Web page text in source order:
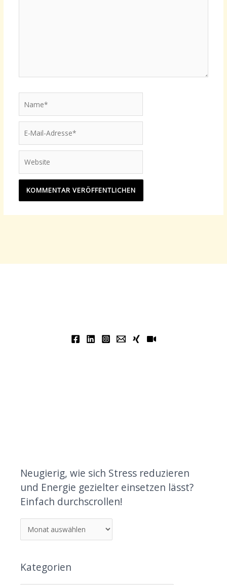
Mail-
Adresse*
Neugierig, wie sich Stress reduzieren
und Energie gezielter einsetzen lässt?
Einfach durchscrollen!
Kategorien